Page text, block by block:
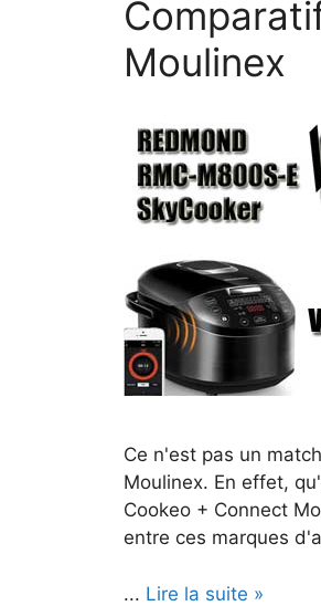
Moulinex
Ce n'est pas un
Moulinex. En effet,
Cookeo + Connect
entre ces marques
... Lire la suite »